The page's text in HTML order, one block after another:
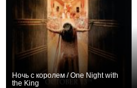
Ночь с королем / One Night with
the King